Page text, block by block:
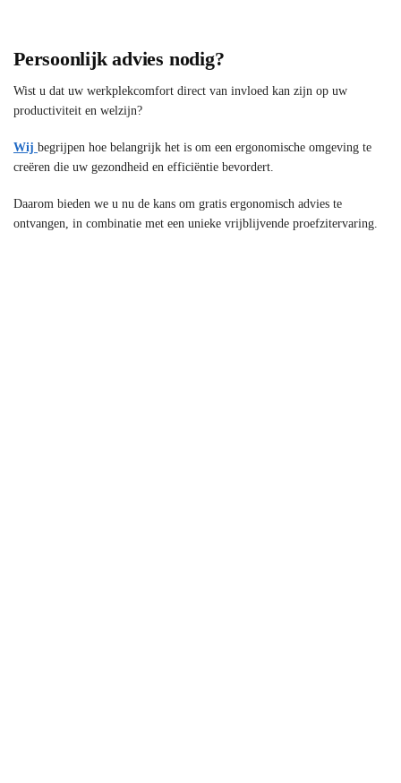
Persoonlijk advies nodig?
Wist u dat uw werkplekcomfort direct van invloed kan zijn op uw
productiviteit en welzijn?
Wij begrijpen hoe belangrijk het is om een ergonomische omgeving te
creëren die uw gezondheid en efficiëntie bevordert.
Daarom bieden we u nu de kans om gratis ergonomisch advies te
ontvangen, in combinatie met een unieke vrijblijvende proefzitervaring.